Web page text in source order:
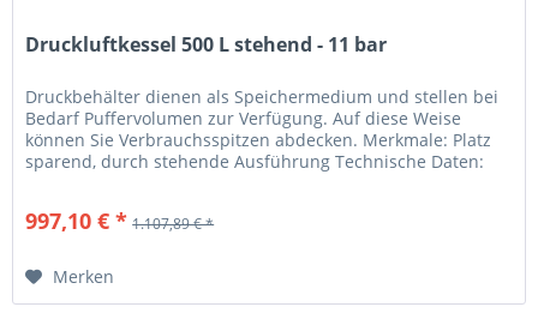
Druckluftkessel 500 L stehend - 11 bar
Druckbehälter dienen als Speichermedium und stellen bei
Bedarf Puffervolumen zur Verfügung. Auf diese Weise
können Sie Verbrauchsspitzen abdecken. Merkmale: Platz
sparend, durch stehende Ausführung Technische Daten:
997,10 € * 1.107,89 € *
Merken